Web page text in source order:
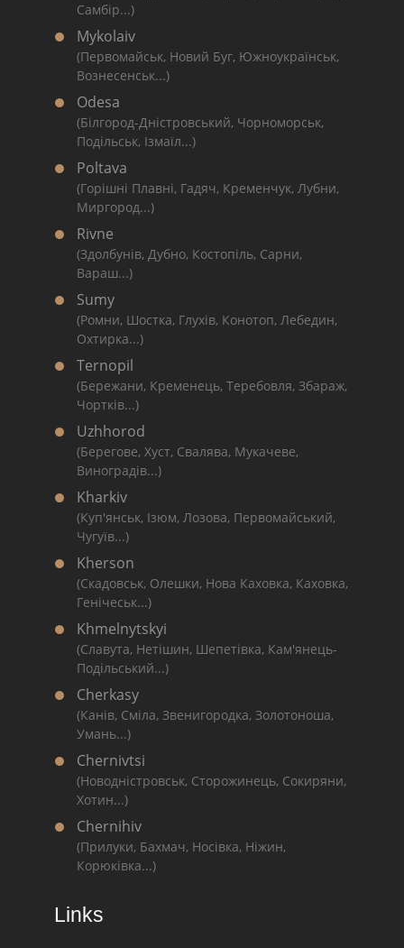
Самбір...)
Mykolaiv
(Первомайськ, Новий Буг, Южноукраїнськ,
Вознесенськ...)
Odesa
(Білгород-Дністровський, Чорноморськ,
Подільськ, Ізмаїл...)
Poltava
(Горішні Плавні, Гадяч, Кременчук, Лубни,
Миргород...)
Rivne
(Здолбунів, Дубно, Костопіль, Сарни,
Вараш...)
Sumy
(Ромни, Шостка, Глухів, Конотоп, Лебедин,
Охтирка...)
Ternopil
(Бережани, Кременець, Теребовля, Збараж,
Чортків...)
Uzhhorod
(Берегове, Хуст, Свалява, Мукачеве,
Виноградів...)
Kharkiv
(Куп'янськ, Ізюм, Лозова, Первомайський,
Чугуїв...)
Kherson
(Скадовськ, Олешки, Нова Каховка, Каховка,
Генічеськ...)
Khmelnytskyi
(Славута, Нетішин, Шепетівка, Кам'янець-
Подільський...)
Cherkasy
(Канів, Сміла, Звенигородка, Золотоноша,
Умань...)
Chernivtsi
(Новодністровськ, Сторожинець, Сокиряни,
Хотин...)
Chernihiv
(Прилуки, Бахмач, Носівка, Ніжин,
Корюківка...)
Links